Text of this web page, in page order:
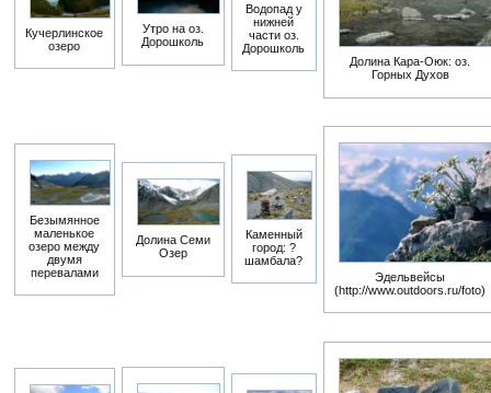
Кучерлинское
озеро
Утро на оз.
Дорошколь
Водопад у
нижней
части оз.
Дорошколь
Долина Кара-Оюк: оз.
Горных Духов
Безымянное
маленькое
озеро между
двумя
перевалами
Долина Семи
Озер
Каменный
город: ?
шамбала?
Эдельвейсы
(http://www.outdoors.ru/foto)